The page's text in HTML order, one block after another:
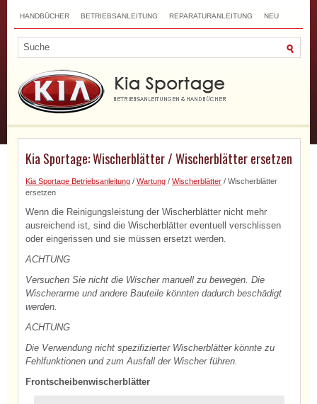
HANDBÜCHER BETRIEBSANLEITUNG REPARATURANLEITUNG NEU
Kia Sportage: Wischerblätter / Wischerblätter ersetzen
Kia Sportage Betriebsanleitung / Wartung / Wischerblätter / Wischerblätter
ersetzen
Wenn die Reinigungsleistung der Wischerblätter nicht mehr
ausreichend ist, sind die Wischerblätter eventuell verschlissen
oder eingerissen und sie müssen ersetzt werden.
ACHTUNG
Versuchen Sie nicht die Wischer manuell zu bewegen. Die
Wischerarme und andere Bauteile könnten dadurch beschädigt
werden.
ACHTUNG
Die Verwendung nicht spezifizierter Wischerblätter könnte zu
Fehlfunktionen und zum Ausfall der Wischer führen.
Frontscheibenwischerblätter